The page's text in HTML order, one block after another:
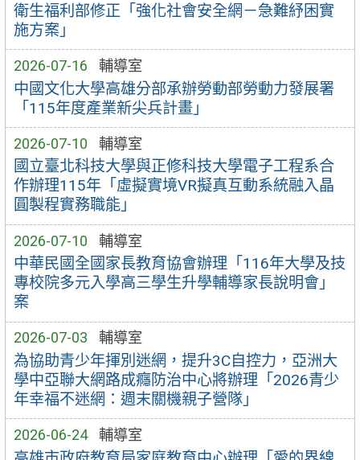
衛生福利部修正「強化社會安全網－急難紓困實
施方案」
2026-07-16 輔導室
中國文化大學高雄分部承辦勞動部勞動力發展署
「115年度產業新尖兵計畫」
2026-07-10 輔導室
國立臺北科技大學與正修科技大學電子工程系合
作辦理115年「虛擬實境VR擬真互動系統融入晶
圓製程實務職能」
2026-07-10 輔導室
中華民國全國家長教育協會辦理「116年大學及技
專校院多元入學高三學生升學輔導家長說明會」
案
2026-07-03 輔導室
為協助青少年揮別迷網，提升3C自控力，亞洲大
學中亞聯大網路成癮防治中心將辦理「2026青少
年幸福不迷網：週末關機親子營隊」
2026-06-24 輔導室